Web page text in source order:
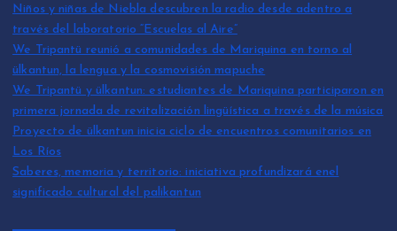
Niños y niñas de Niebla descubren la radio desde adentro a
través del laboratorio “Escuelas al Aire”
We Tripantü reunió a comunidades de Mariquina en torno al
ülkantun, la lengua y la cosmovisión mapuche
We Tripantü y ülkantun: estudiantes de Mariquina participaron en
primera jornada de revitalización lingüística a través de la música
Proyecto de ülkantun inicia ciclo de encuentros comunitarios en
Los Ríos
Saberes, memoria y territorio: iniciativa profundizará enel
significado cultural del palikantun